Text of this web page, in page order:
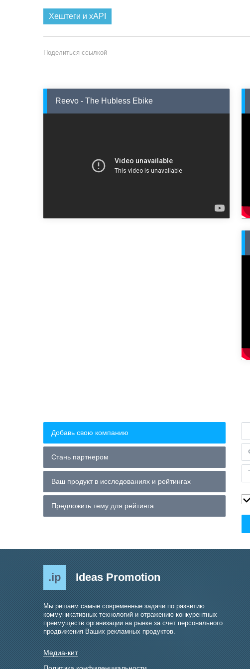
Хештеги и xAPI
Поделиться ссылкой
Reevo - The Hubless Ebike
Добавь свою компанию
Стань партнером
Ваш продукт в исследованиях и рейтингах
Предложить тему для рейтинга
.ip Ideas Promotion
Мы решаем самые современные задачи по развитию
коммуникативных технологий и отражению конкурентных
преимуществ организации на рынке за счет персонального
продвижения Ваших рекламных продуктов.
Медиа-кит